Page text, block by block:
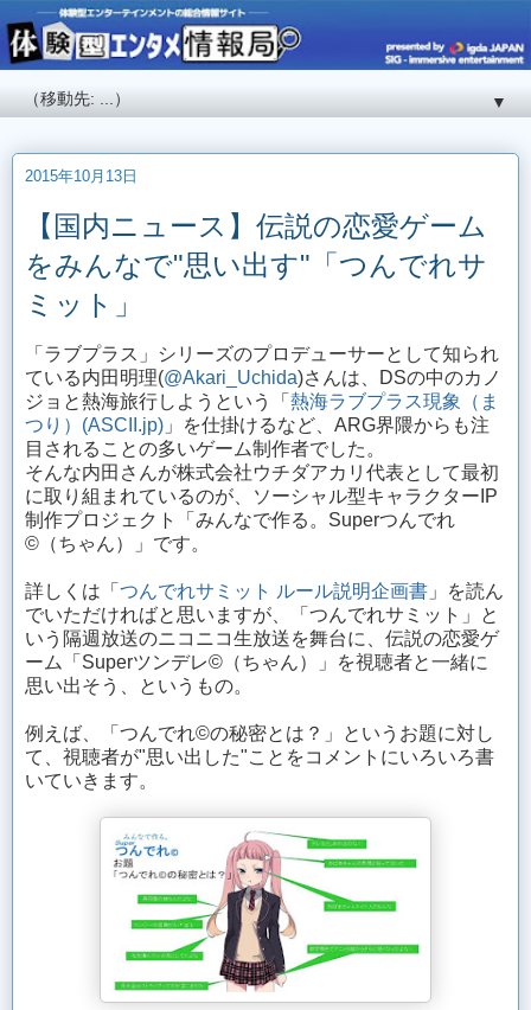
▼
2015年10月13日
【国内ニュース】伝説の恋愛ゲーム
をみんなで"思い出す"「つんでれサ
ミット」
「ラブプラス」シリーズのプロデューサーとして知られ
ている内田明理(@Akari_Uchida)さんは、DSの中のカノ
ジョと熱海旅行しようという「 熱海ラブプラス現象（ま
つり）(ASCII.jp) 」を仕掛けるなど、ARG界隈からも注
目されることの多いゲーム制作者でした。
そんな内田さんが株式会社ウチダアカリ代表として最初
に取り組まれているのが、ソーシャル型キャラクターIP
制作プロジェクト「みんなで作る。Superつんでれ
©（ちゃん）」です。
詳しくは「 つんでれサミット ルール説明企画書 」を読ん
でいただければと思いますが、「つんでれサミット」と
いう隔週放送のニコニコ生放送を舞台に、伝説の恋愛ゲ
ーム「Superツンデレ©（ちゃん）」を視聴者と一緒に
思い出そう、というもの。
例えば、「つんでれ©の秘密とは？」というお題に対し
て、視聴者が"思い出した"ことをコメントにいろいろ書
いていきます。